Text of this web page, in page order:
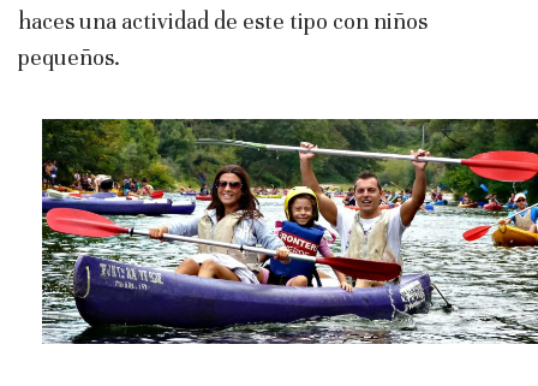
haces una actividad de este tipo con niños
pequeños.